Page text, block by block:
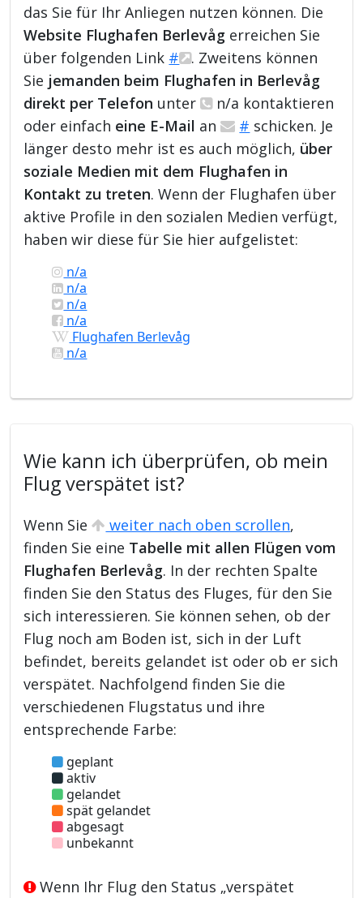
das Sie für Ihr Anliegen nutzen können. Die
Website Flughafen Berlevåg erreichen Sie
über folgenden Link #
. Zweitens können
Sie jemanden beim Flughafen in Berlevåg
direkt per Telefon unter
n/a kontaktieren
oder einfach eine E-Mail an # schicken. Je
länger desto mehr ist es auch möglich, über
soziale Medien mit dem Flughafen in
Kontakt zu treten. Wenn der Flughafen über
aktive Profile in den sozialen Medien verfügt,
haben wir diese für Sie hier aufgelistet:
n/a
n/a
n/a
n/a
Flughafen Berlevåg
n/a
Wie kann ich überprüfen, ob mein
Flug verspätet ist?
Wenn Sie weiter nach oben scrollen,
finden Sie eine Tabelle mit allen Flügen vom
Flughafen Berlevåg. In der rechten Spalte
finden Sie den Status des Fluges, für den Sie
sich interessieren. Sie können sehen, ob der
Flug noch am Boden ist, sich in der Luft
befindet, bereits gelandet ist oder ob er sich
verspätet. Nachfolgend finden Sie die
verschiedenen Flugstatus und ihre
entsprechende Farbe:
geplant
aktiv
gelandet
spät gelandet
abgesagt
unbekannt
Wenn Ihr Flug den Status „verspätet